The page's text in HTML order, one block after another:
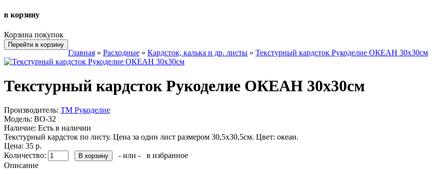
в корзину
Корзина покупок
Перейти в корзину
Главная » Расходные » Кардсток, калька и др. листы » Текстурный кардсток Рукоделие ОКЕАН 30х30см
Текстурный кардсток Рукоделие ОКЕАН 30х30см
Производитель: ТМ Рукоделие
Модель: BO-32
Наличие: Есть в наличии
Текстурный кардсток по листу. Цена за один лист размером 30,5х30,5см. Цвет: океан.
Цена: 35 р.
Количество:
- или -
в избранное
Описание